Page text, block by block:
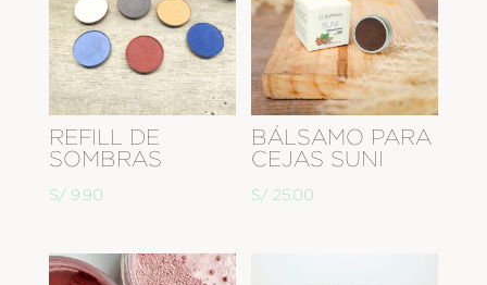
REFILL DE
SOMBRAS
S/9.90
BÁLSAMO PARA
CEJAS SUNI
S/ 25.00